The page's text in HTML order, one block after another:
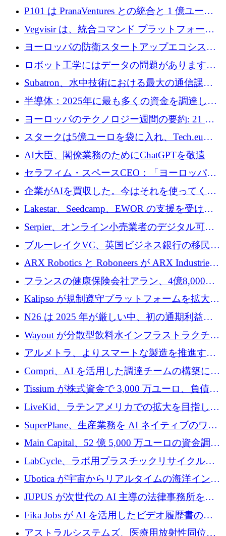
フォーム Ogma を買収して子ども向け言語療
法を拡大
P101 は PranaVentures との統合と 1 億ユーロ
のファンドによりシード投資に拡大
Vegvisir は、統合コマンド プラットフォーム
を通じて関連する無人システムを接続するた
めの資金を調達します
ヨーロッパの防衛スタートアップエコシステ
ムとなったハッカソン
ロボット工学にはデータの問題があります。
Macrodata Labs はそれを解決したいと考えて
Subatron、水中技術における最大の通信課題
の 1 つに取り組むために 16 万 2,000 ユーロを
確保
半導体：2025年に最も多くの資金を調達した
10社
ヨーロッパのテクノロジー週間の要約: 21 億
ユーロの取引と Tech.eu Funding Explorer
スタークは5億ユーロを袋に入れ、Tech.eu
Funding Explorerの立ち上げ、そしてルクセン
ブルクの大きな野望
AI大臣、閣僚業務のためにChatGPTを敬遠
セラフィム・スペースCEO：「ヨーロッパは
追いつきつつある」
企業がAIを買収した。今はそれを使ってくれ
る人々が必要です
Lakestar、Seedcamp、EWOR の支援を受け、
SE3 が自律システム用の空間 AI プラットフォ
ームを発表
Serpier、オンライン小売業者のデジタル可視
性向上を支援するために 140 万ユーロを調達
ブルーレイクVC、英国ビジネス銀行の移民主
導スタートアップ支援で初のファンド獲得に
ARX Robotics と Roboneers が ARX Industries
を設立し、無人地上車両の生産を拡大
フランスの健康保険会社アラン、4億8,000万
ユーロの資金調達ラウンドで合意
Kalipso が規制遵守プラットフォームを拡大す
るために 320 万ドルを調達
N26 は 2025 年が厳しい中、初の通期利益を
達成
Wayout が分散型飲料水インフラストラクチャ
プラットフォームを拡張するために 242 万ユ
ーロを調達
アルメトラ、よりスマートな製造を推進する
ためにシリーズ A で 1,630 万ユーロを確保
Compri、AI を活用した調達チームの構築に
320 万ユーロを確保
Tissium が株式資金で 3,000 万ユーロ、負債で
3,000 万ユーロを調達
LiveKid、ラテンアメリカでの拡大を目指して
Aldea を買収
SuperPlane、生産業務を AI ネイティブのワー
クフロー層に変えるために 260 万ドルを確保
Main Capital、52 億 5,000 万ユーロの資金調達
でエンタープライズ ソフトウェアの開発を倍
LabCycle、ラボ用プラスチックリサイクルシ
ステムを商業化し、焼却廃棄物を削減するた
めに43万ポンドを確保
Ubotica が宇宙からリアルタイムの海洋インテ
リジェンスを拡張するために 1,100 万ドルを
JUPUS が次世代の AI 主導の法律事務所を強
化するために 1,300 万ユーロを調達
Fika Jobs が AI を活用したビデオ履歴書のた
めに 400 万ドルを調達
アストラルシステムズ、医療用放射性同位元